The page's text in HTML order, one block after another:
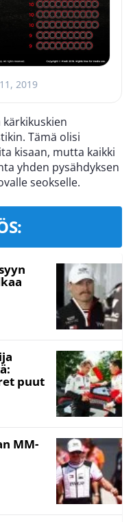
2019
Tämä olisi
kisaan, mutta kaikki
yhden pysähdyksen
seokselle.
puut
MM-